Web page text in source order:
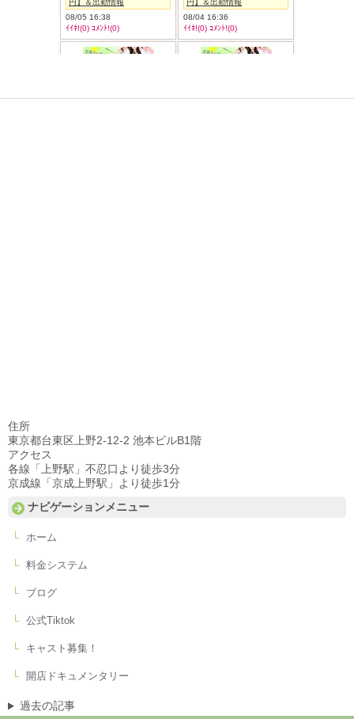
住所
東京都台東区上野2-12-2 池本ビルB1階
アクセス
各線「上野駅」不忍口より徒歩3分
京成線「京成上野駅」より徒歩1分
ナビゲーションメニュー
ホーム
料金システム
ブログ
公式Tiktok
キャスト募集！
開店ドキュメンタリー
過去の記事